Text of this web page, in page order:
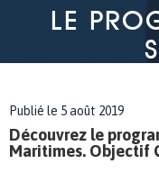
LE
Publié le 5 août 2019
Découvrez le
Maritimes. Objectif